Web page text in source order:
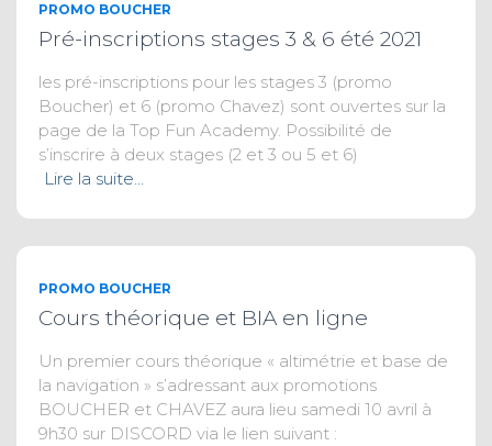
PROMO BOUCHER
Pré-inscriptions stages 3 & 6 été 2021
les pré-inscriptions pour les stages 3 (promo
Boucher) et 6 (promo Chavez) sont ouvertes sur la
page de la Top Fun Academy. Possibilité de
s’inscrire à deux stages (2 et 3 ou 5 et 6)
Lire la suite…
PROMO BOUCHER
Cours théorique et BIA en ligne
Un premier cours théorique « altimétrie et base de
la navigation » s’adressant aux promotions
BOUCHER et CHAVEZ aura lieu samedi 10 avril à
9h30 sur DISCORD via le lien suivant :